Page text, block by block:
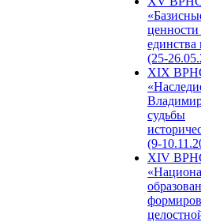
единства
(25-
XIX
судьбы
(9-
XIV